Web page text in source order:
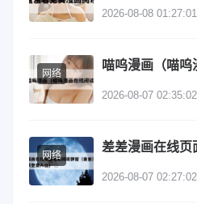
2026-08-08 01:27:01
网络
喵呜漫画（喵呜
2026-08-07 02:35:02
网络
2026-08-07 02:27:02